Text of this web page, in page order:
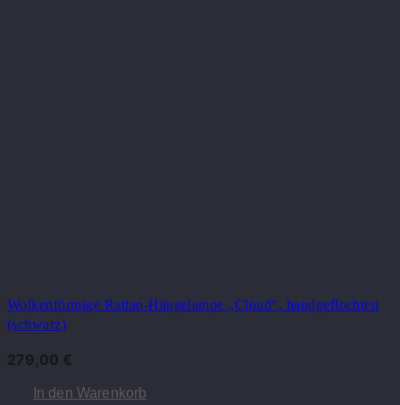
Wolkenförmige Rattan-Hängelampe „Cloud“, handgeflochten
(schwarz)
279,00 €
In den Warenkorb